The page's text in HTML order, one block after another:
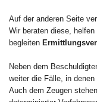
Auf der anderen Seite
Wir beraten diese,
begleiten
Neben dem
weiter die Fälle, in denen
Auch dem Zeugen